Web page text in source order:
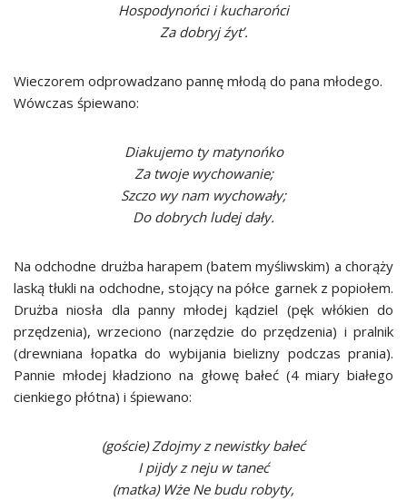
Hospodynońci i kucharońci
Za dobryj źyt’.
Wieczorem odprowadzano pannę młodą do pana młodego.
Wówczas śpiewano:
Diakujemo ty matynońko
Za twoje wychowanie;
Szczo wy nam wychowały;
Do dobrych ludej dały.
Na odchodne drużba harapem (batem myśliwskim) a chorąży
laską tłukli na odchodne, stojący na półce garnek z popiołem.
Drużba niosła dla panny młodej kądziel (pęk włókien do
przędzenia), wrzeciono (narzędzie do przędzenia) i pralnik
(drewniana łopatka do wybijania bielizny podczas prania).
Pannie młodej kładziono na głowę bałeć (4 miary białego
cienkiego płótna) i śpiewano:
(goście) Zdojmy z newistky bałeć
I pijdy z neju w taneć
(matka) Wże Ne budu robyty,